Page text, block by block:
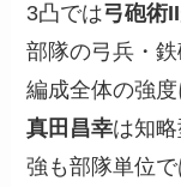
3凸では弓砲術II
部隊の弓兵・
編成全体の強度
真田昌幸は知
強も部隊単位で